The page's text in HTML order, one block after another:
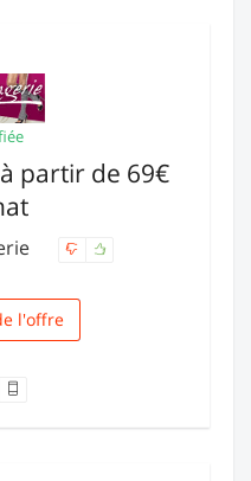
partir de 69€
l'offre